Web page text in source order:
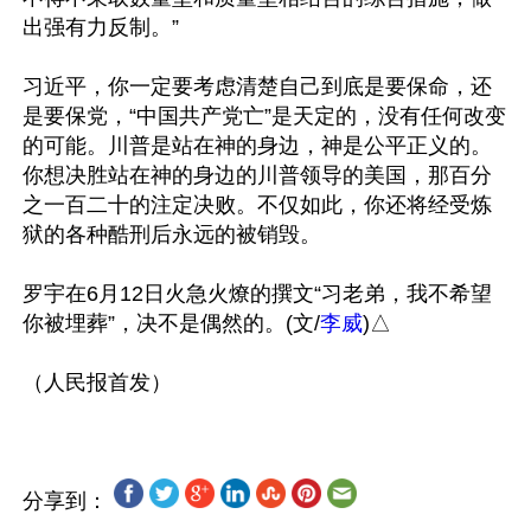
出强有力反制。”
习近平，你一定要考虑清楚自己到底是要保命，还
是要保党，“中国共产党亡”是天定的，没有任何改变
的可能。川普是站在神的身边，神是公平正义的。
你想决胜站在神的身边的川普领导的美国，那百分
之一百二十的注定决败。不仅如此，你还将经受炼
狱的各种酷刑后永远的被销毁。
罗宇在6月12日火急火燎的撰文“习老弟，我不希望
你被埋葬”，决不是偶然的。(文/李威)△
分享到：